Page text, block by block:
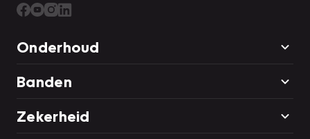
Onderhoud
Banden
Zekerheid